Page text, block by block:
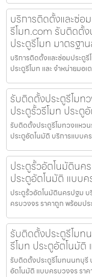
บริการติดตั้งและซ่อ
รีโมท.com รับติดตั้ง
ประตูรีโมท มาตรฐา
บริการติดตั้งและซ่อมประตู
ประตูรีโมท และ จำหน่ายมอ
รับติดตั้งประตูรีโม
ประตูรั้วรีโมท ประตู
รับติดตั้งประตูรีโมทวงแหว
ประตูอัตโนมัติ บริการแบบ
ประตูรั้วอัตโนมัตินค
ประตูอัตโนมัติ แบบ
ประตูรั้วอัตโนมัตินครปฐม
ครบวงจร ราคาถูก พร้อมปร
รับติดตั้งประตูรีโม
รีโมท ประตูอัตโนมัติ
รับติดตั้งประตูรีโมทนนทบุรี
อัตโนมัติ แบบครบวงจร ราค